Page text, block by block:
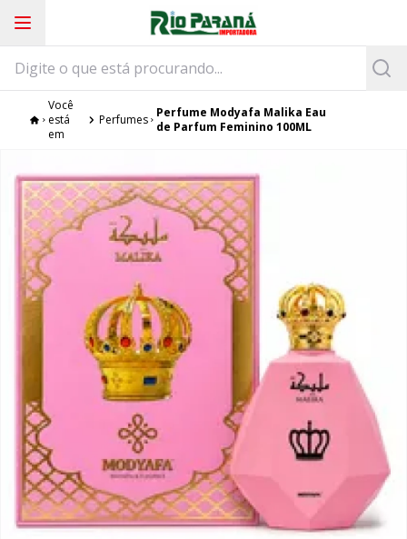
Você
está
em
Perfumes Perfume Modyafa Malika Eau
de Parfum Feminino 100ML